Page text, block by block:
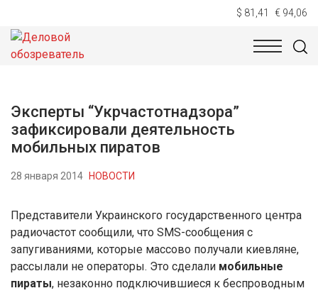
$ 81,41 € 94,06
НОВОСТИ
Эксперты “Укрчастотнадзора”
зафиксировали деятельность
мобильных пиратов
28 января 2014 НОВОСТИ
Представители Украинского государственного центра
радиочастот сообщили, что SMS-сообщения с
запугиваниями, которые массово получали киевляне,
рассылали не операторы. Это сделали мобильные
пираты, незаконно подключившиеся к беспроводным